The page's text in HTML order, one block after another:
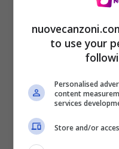
Tracklist
(reperibile su
Digital Download
to use your
Personalised
content
services
Store and/or